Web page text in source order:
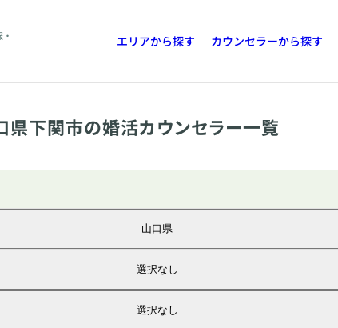
エリアから探す カウンセラーから探す
県下関市の婚活カウンセラー一覧
山口県
選択なし
選択なし